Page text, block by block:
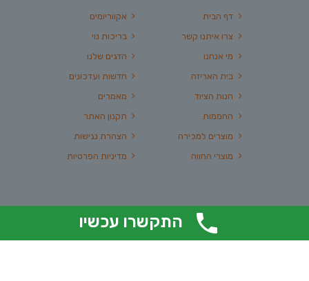
אקווריומים
בריכות נוי
הדגים שלנו
חדשות ועדכונים
מאמרים
תקנון האתר
הצהרת נגישות
מדיניות הפרטיות
דף הבית
צרו איתנו קשר
מי אנחנו
בית האריזה
חנות הציוד
החממות
מוצרים למכירה
מוצרי החווה
בואו נהיה בקשר! שלחו לנו הודעה ונשמח לחזור אליכם
בהקדם האפשרי
התקשרו עכשיו